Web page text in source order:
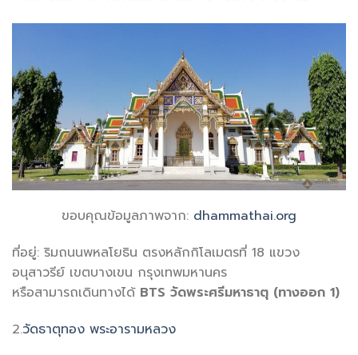
ขอบคุณข้อมูลภาพจาก: dhammathai.org
ที่อยู่: ริมถนนพหลโยธิน ตรงหลักกิโลเมตรที่ 18 แขวง
อนุสาวรีย์ เขตบางเขน กรุงเทพมหานคร
หรือสามารถเดินทางได้ BTS วัดพระศรีมหาธาตุ (ทางออก 1)
2.วัดธาตุทอง พระอารามหลวง